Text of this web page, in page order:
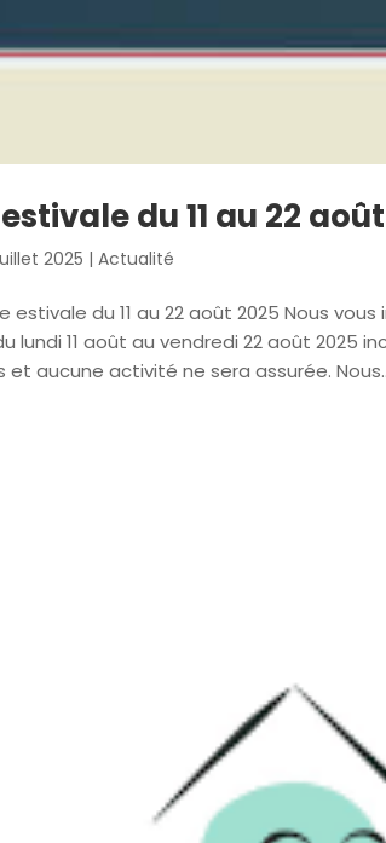
du 11 au 22
2025 |Actualité
estivale du 11 au 22 août 2025 Nous
lundi 11 août au vendredi 22 août 2025
et aucune activité ne sera assurée.